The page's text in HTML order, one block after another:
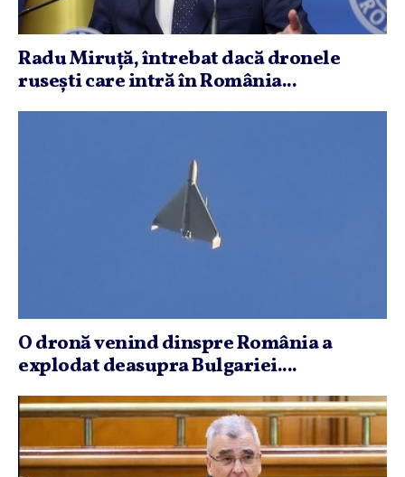
Radu Miruţă, întrebat dacă dronele
ruseşti care intră în România...
O dronă venind dinspre România a
explodat deasupra Bulgariei....